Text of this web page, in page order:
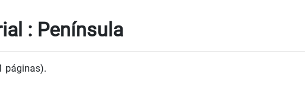
: Península
páginas).